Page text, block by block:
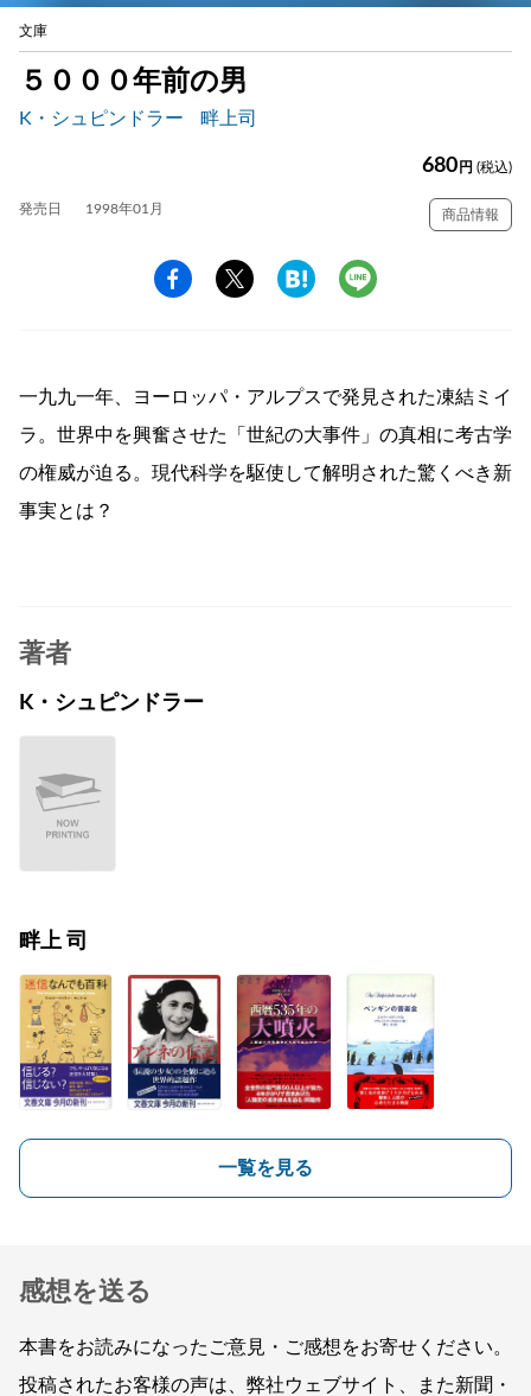
文庫
５０００年前の男
K・シュピンドラー 畔上司
680 円 (税込)
発売日 1998年01月 商品情報
一九九一年、ヨーロッパ・アルプスで発見された凍結ミイ
ラ。世界中を興奮させた「世紀の大事件」の真相に考古学
の権威が迫る。現代科学を駆使して解明された驚くべき新
事実とは？
著者
K・シュピンドラー
畔上 司
一覧を見る
感想を送る
本書をお読みになったご意見・ご感想をお寄せください。
投稿されたお客様の声は、弊社ウェブサイト、また新聞・